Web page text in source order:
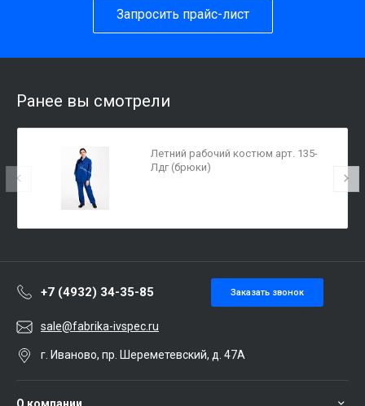
Запросить прайс-лист
Ранее вы смотрели
Летний рабочий костюм арт. 135-
Лдг (брюки)
+7 (4932) 34-35-85 Заказать звонок
sale@fabrika-ivspec.ru
г. Иваново, пр. Шереметевский, д. 47А